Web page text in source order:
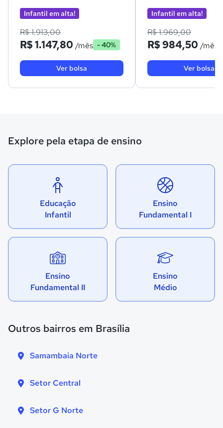
Infantil em alta!
R$ 1.913,00
R$ 1.147,80 /mês - 40%
Ver bolsa
Infantil em alta!
R$ 1.969,00
R$ 984,50 /mês
Ver bolsa
Explore pela etapa de ensino
Educação
Infantil
Ensino
Fundamental I
Ensino
Fundamental II
Ensino
Médio
Outros bairros em Brasília
Samambaia Norte
Setor Central
Setor G Norte